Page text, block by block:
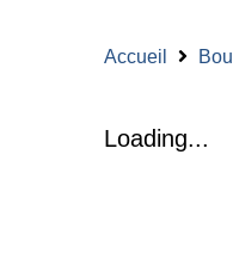
Accueil
Loading...